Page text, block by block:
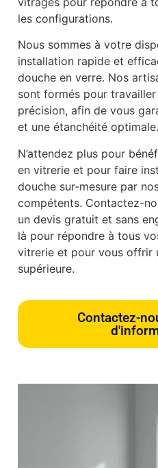
les configurations.
Nous sommes à votre
installation rapide et
douche en verre. Nos
sont formés pour
précision, afin de vous
et une étanchéité optimale.
N’attendez plus pour
en vitrerie et pour faire
douche sur-mesure par
compétents. Contactez-
un devis gratuit et sans
là pour répondre à tous
vitrerie et pour vous offrir
supérieure.
Contactez-